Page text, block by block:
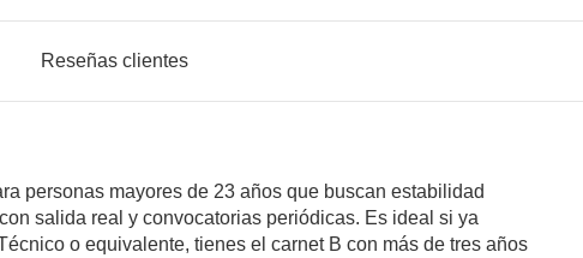
Reseñas clientes
personas mayores de 23 años que buscan estabilidad
salida real y convocatorias periódicas. Es ideal si ya
o equivalente, tienes el carnet B con más de tres años